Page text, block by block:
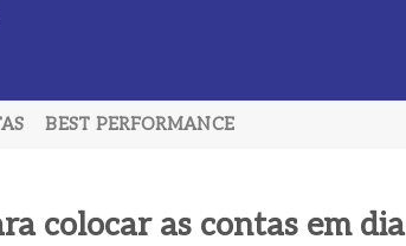
BEST PERFORMANCE
colocar as contas em dia